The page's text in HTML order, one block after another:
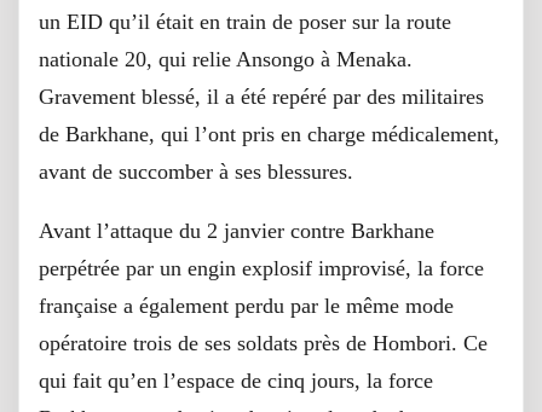
un EID qu’il était en train de poser sur la route
nationale 20, qui relie Ansongo à Menaka.
Gravement blessé, il a été repéré par des militaires
de Barkhane, qui l’ont pris en charge médicalement,
avant de succomber à ses blessures.
Avant l’attaque du 2 janvier contre Barkhane
perpétrée par un engin explosif improvisé, la force
française a également perdu par le même mode
opératoire trois de ses soldats près de Hombori. Ce
qui fait qu’en l’espace de cinq jours, la force